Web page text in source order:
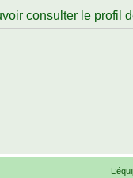
consulter le profil